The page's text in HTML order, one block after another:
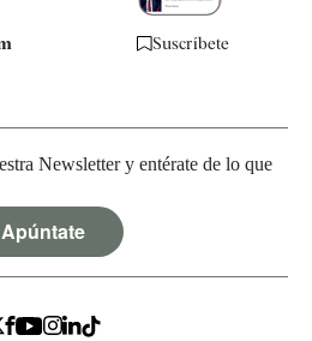
Suscríbete
Newsletter y entérate de lo que
Apúntate